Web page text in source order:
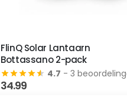
FlinQ Solar Lantaarn
Bottassano 2-pack
4.7 - 3
34.99